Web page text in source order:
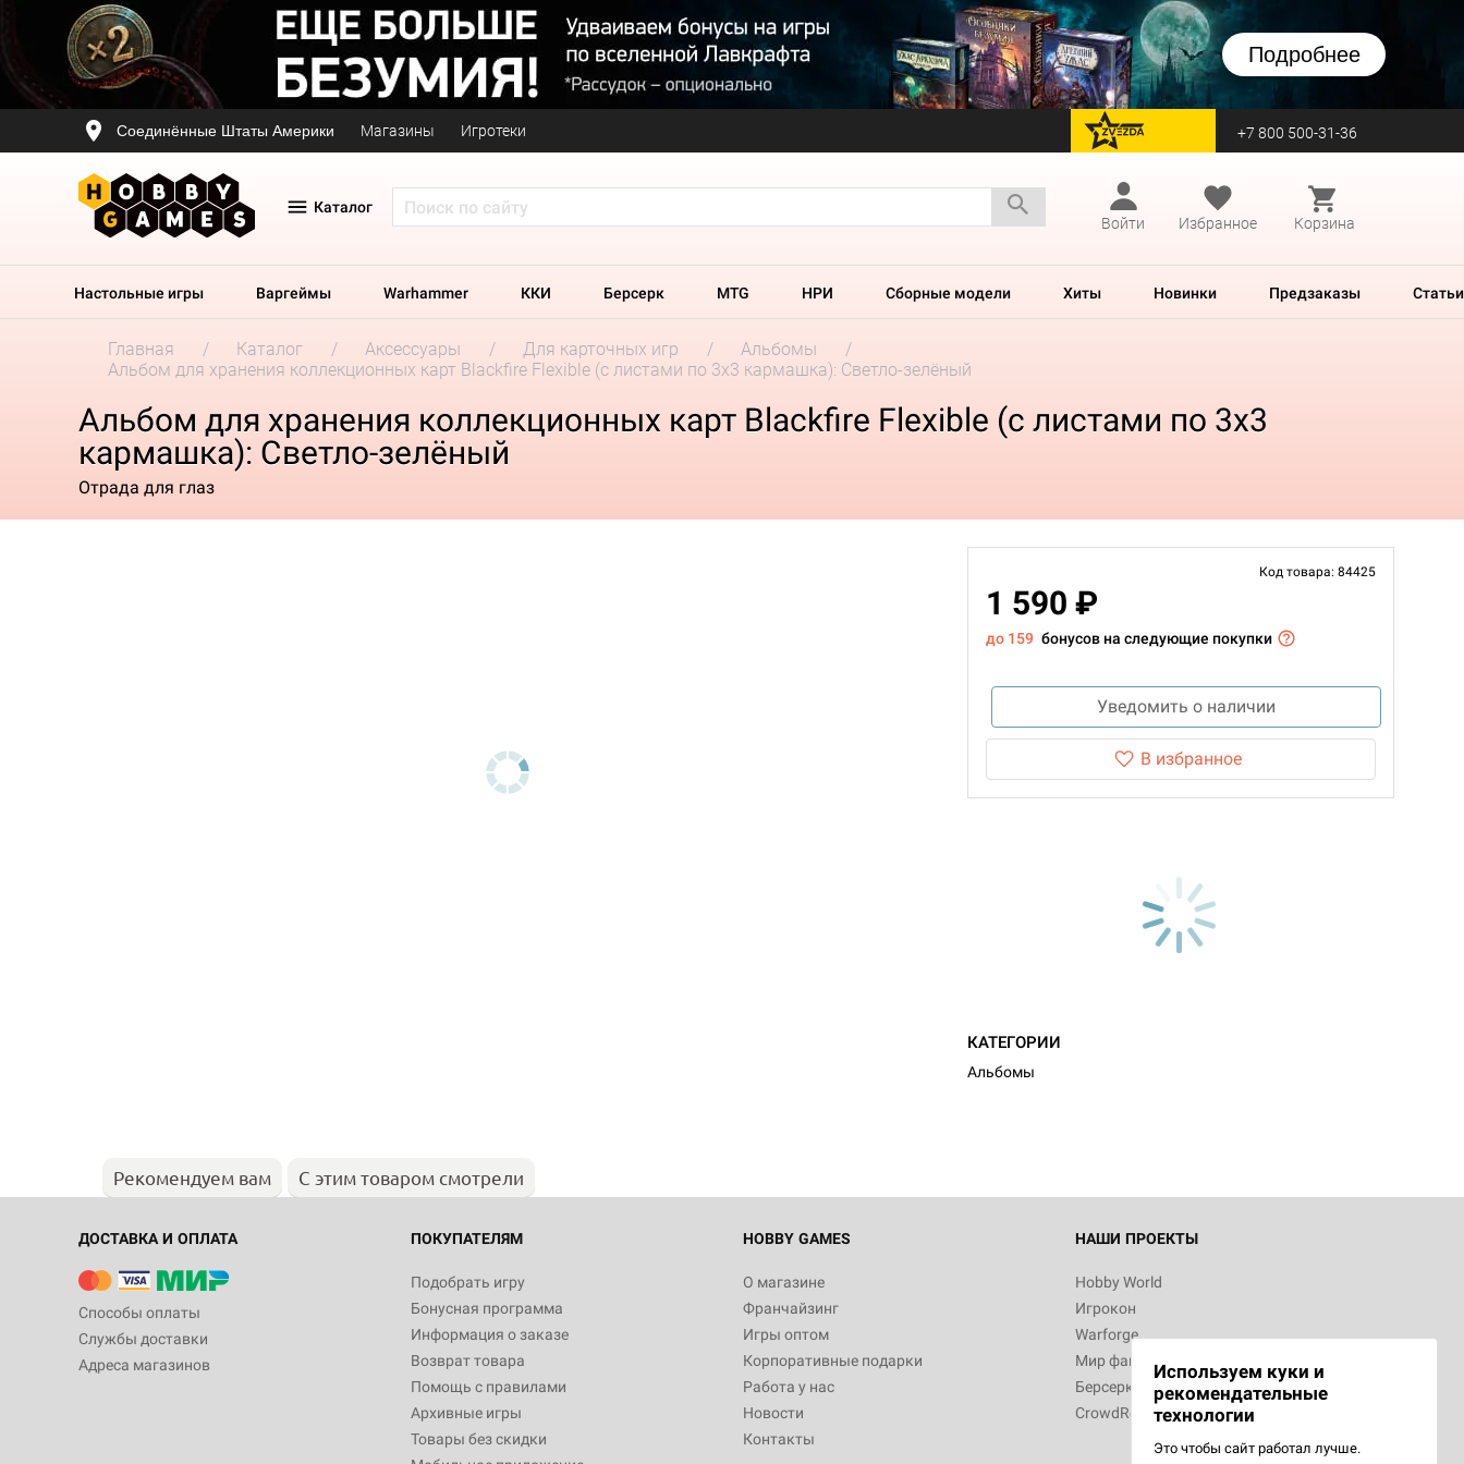
Подробнее
Соединённые Штаты Америки Магазины Игротеки перейти на Zvezda +7 800 500-31-36
Каталог
Войти
Избранное Корзина
Настольные игры Варгеймы Warhammer ККИ Берсерк MTG НРИ Сборные модели Хиты Новинки Предзаказы Статьи
Главная Каталог Аксессуары Для карточных игр
Альбомы
Альбом для хранения коллекционных карт Blackfire Flexible (c листами по 3x3 кармашка): Светло-зелёный
Альбом для хранения коллекционных карт Blackfire Flexible (c листами по 3x3
кармашка): Светло-зелёный
Отрада для глаз
Код товара: 84425
1 590 ₽
до 159 бонусов на следующие покупки
Уведомить о наличии
В избранное
КАТЕГОРИИ
Альбомы
Рекомендуем вам С этим товаром смотрели
ДОСТАВКА И ОПЛАТА
Способы оплаты
Службы доставки
Адреса магазинов
ПОКУПАТЕЛЯМ
Подобрать игру
Бонусная программа
Информация о заказе
Возврат товара
Помощь с правилами
Архивные игры
Товары без скидки
HOBBY GAMES
О магазине
Франчайзинг
Игры оптом
Корпоративные подарки
Работа у нас
Новости
Контакты
НАШИ ПРОЕКТЫ
Hobby World
Игрокон
Warforge
Мир фантастики
Берсерк
CrowdRepublic
Используем куки и
рекомендательные
технологии
Это чтобы сайт работал лучше.